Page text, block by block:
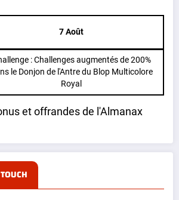
7 Août
: Challenges augmentés de 200%
le Donjon de l'Antre du Blop Multicolore
Royal
et offrandes de l'Almanax